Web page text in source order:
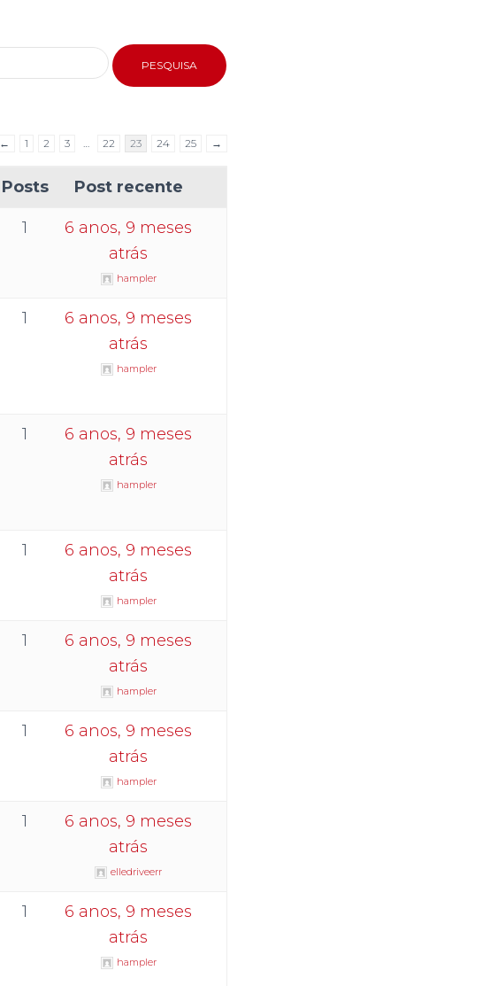
← 1 2 3 22 23 24 25 →
Posts Post recente
1
6 anos, 9 meses
atrás
hampler
1
6 anos, 9 meses
atrás
hampler
1
6 anos, 9 meses
atrás
hampler
1
6 anos, 9 meses
atrás
hampler
1
6 anos, 9 meses
atrás
hampler
1
6 anos, 9 meses
atrás
hampler
1
6 anos, 9 meses
atrás
elledriveerr
1
6 anos, 9 meses
atrás
hampler